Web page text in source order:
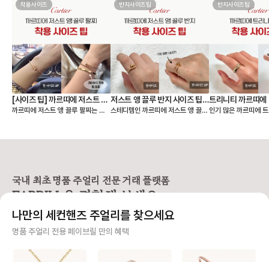
착용사이즈
[사이즈 팁] 까르띠에 저스트 앵
끌루 팔찌, 여리여리 핏은 이렇
까르띠에 저스트 앵 끌루 팔찌는 얇
손목에 밀착되는 디자인이라, 사이즈
씬 쉬워져요. • 어떤 모델을 살 것인
지 (스몰 or 클래식) • 레이어드까지
❶ 스몰(sm) 모델 얇고 손목을 가볍
게 감싸서 여리여리한 느낌을 주는
디자인으로 너무 헐거우면 특유의 라
는 정도가 좋습니다. ✔️ 내 손목 둘레
반지사이즈팁
저스트 앵 끌루 반지 사이즈 팁,
착샷
스테디템인 까르띠에 저스트 앵 끌루
은 못을 굽혀 만든 형태가 특징이라
스테디셀러로 꾸준히 사랑받고 있어
요. [사이즈 선택 가이드] ❶ 한 사이
정사이즈로 착용하면 헤드 부분이 손
타이트하게 맞추면 못 머리 부분이
수에서 한 사이즈 업을 가장 많이 선
반지사이즈팁
트리니티 까르띠에
팁, 착샷
인기 많은 까르띠에
우골드, 화이트골드,
맞물려 돌아가는 디
국내 최초 명품 주얼리 전문 거래 플랫폼
FABRILL을 경험해 보세요.
사기 걱정 없는 안전 결제
니면 반환해 드려요.
나만의 세컨핸즈 주얼리를 찾으세요
명품 주얼리 전용 페이브릴 만의 혜택